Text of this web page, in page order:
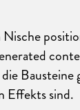
Effekts sind.